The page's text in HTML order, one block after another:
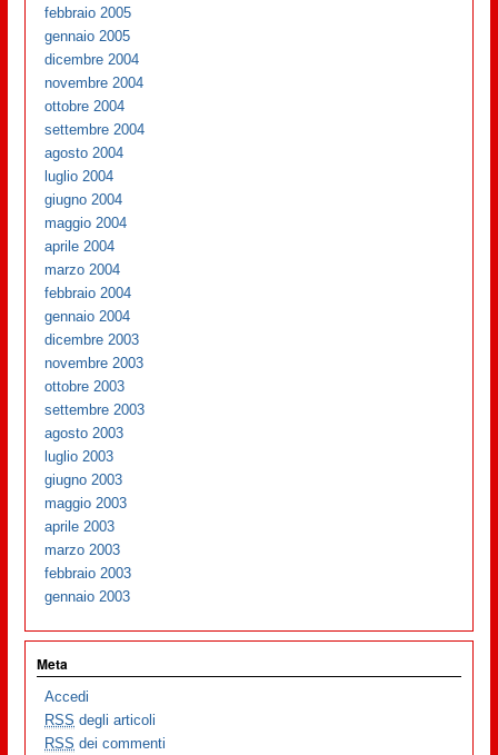
febbraio 2005
gennaio 2005
dicembre 2004
novembre 2004
ottobre 2004
settembre 2004
agosto 2004
luglio 2004
giugno 2004
maggio 2004
aprile 2004
marzo 2004
febbraio 2004
gennaio 2004
dicembre 2003
novembre 2003
ottobre 2003
settembre 2003
agosto 2003
luglio 2003
giugno 2003
maggio 2003
aprile 2003
marzo 2003
febbraio 2003
gennaio 2003
Meta
Accedi
RSS degli articoli
RSS dei commenti